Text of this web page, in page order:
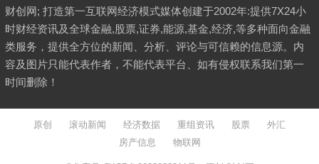
财创网; 打造第一互联网经济模式媒体创建于2002年:提供7X24小
时财经资讯及全球金融,股票,证券,能源,基金,经济,等多种面向金融
类服务，提供全方位的新闻、分析、评论与可信赖的信息源。内
容及图片只能代表作者，不能代表平台、如有侵权联系我们第一
时间删除！
原创 滚动新闻 经济数据 重组资讯 股票
外汇
房产信息
物联网